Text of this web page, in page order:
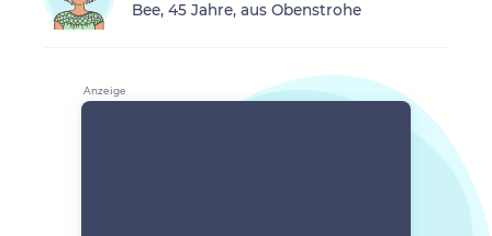
Bee, 45 Jahre, aus Obenstrohe